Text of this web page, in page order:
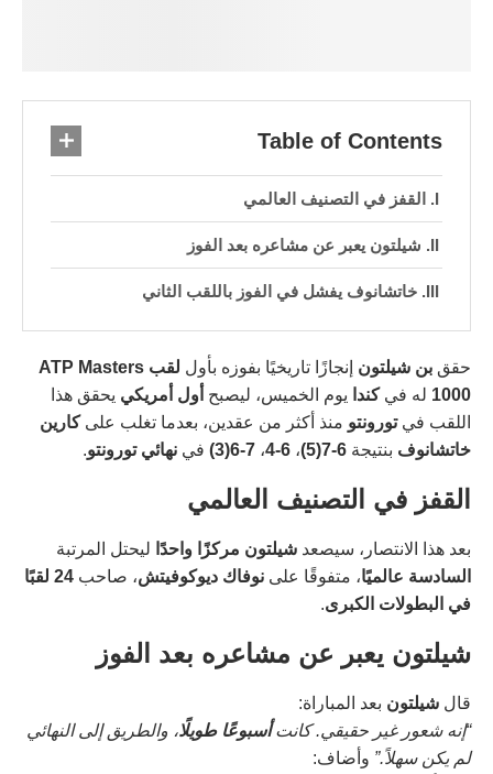
Table of Contents
القفز في التصنيف العالمي
شيلتون يعبر عن مشاعره بعد الفوز
خاتشانوف يفشل في الفوز باللقب الثاني
حقق بن شيلتون إنجازًا تاريخيًا بفوزه بأول
لقب ATP Masters
1000 له فيكندا يوم الخميس، ليصبح أول أمريكي يحقق هذا
اللقب فيتورونتو منذ أكثر من عقدين، بعدما تغلب علىكارين
خاتشانوف بنتيجة 6-7(5) ، 6-4 ، 7-6(3) في نهائي تورونتو.
القفز في التصنيف العالمي
بعد هذا الانتصار، سيصعد شيلتون مركزًا واحدًا ليحتل المرتبة
السادسة عالميًا، متفوقًا على نوفاك ديوكوفيتش، صاحب
24 لقبًا
في البطولات الكبرى.
شيلتون يعبر عن مشاعره بعد الفوز
قال شيلتون بعد المباراة:
“إنه شعور غير حقيقي. كانتأسبوعًا طويلًا، والطريق إلى النهائي
لم يكن سهلاً.” وأضاف: